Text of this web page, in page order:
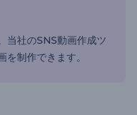
当社のSNS動画作成ツ
制作できます。